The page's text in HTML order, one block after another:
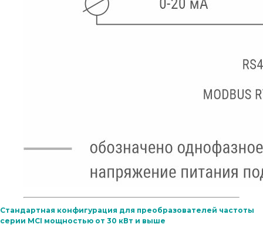
Стандартная конфигурация для преобразователей частоты
серии MCI мощностью от 30 кВт и выше